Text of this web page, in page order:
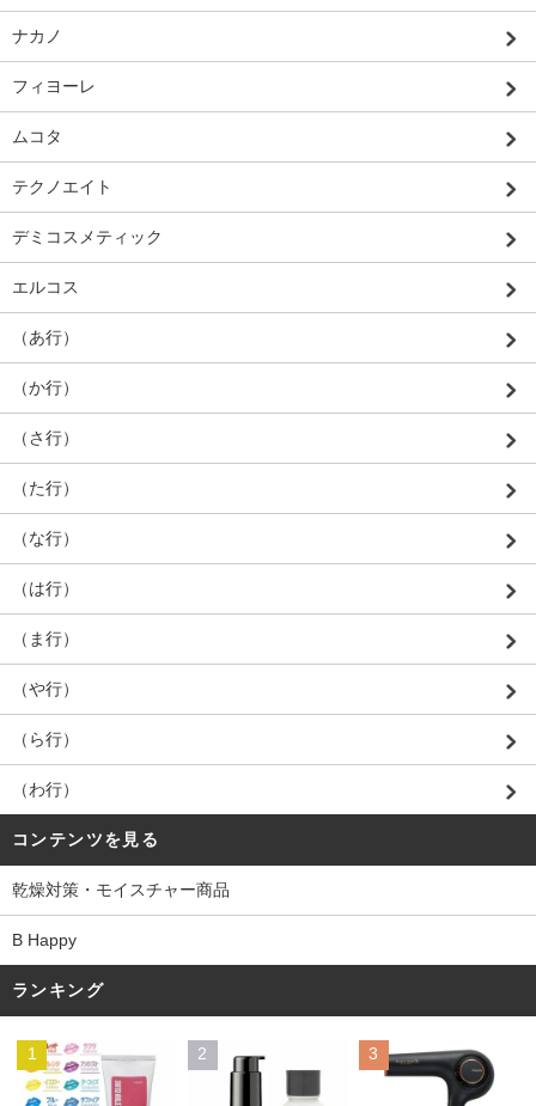
ナカノ
フィヨーレ
ムコタ
テクノエイト
デミコスメティック
エルコス
（あ行）
（か行）
（さ行）
（た行）
（な行）
（は行）
（ま行）
（や行）
（ら行）
（わ行）
コンテンツを見る
乾燥対策・モイスチャー商品
B Happy
ランキング
1 2 3